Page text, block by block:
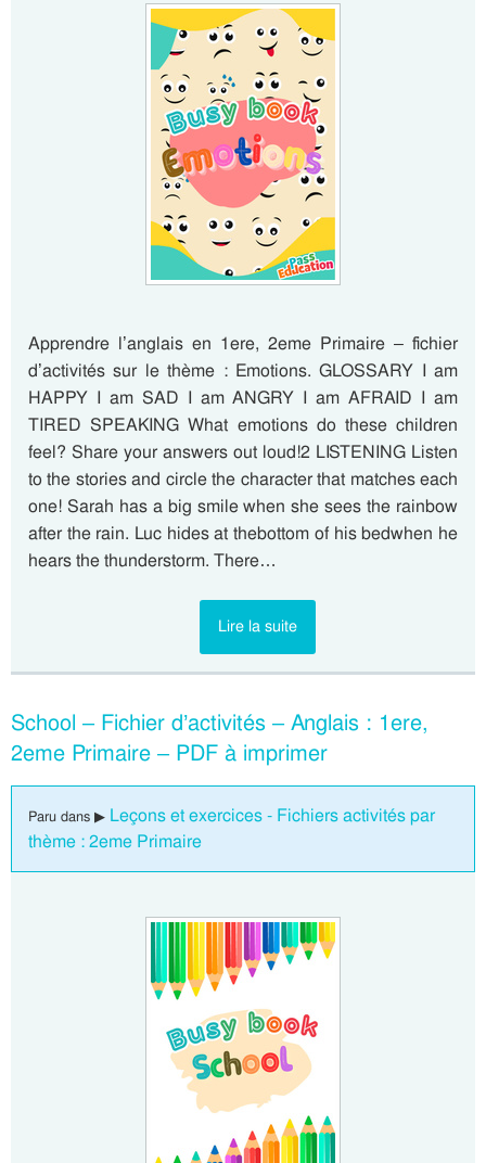
Apprendre l’anglais en 1ere, 2eme Primaire – fichier
d’activités sur le thème : Emotions. GLOSSARY I am
HAPPY I am SAD I am ANGRY I am AFRAID I am
TIRED SPEAKING What emotions do these children
feel? Share your answers out loud!2 LISTENING Listen
to the stories and circle the character that matches each
one! Sarah has a big smile when she sees the rainbow
after the rain. Luc hides at thebottom of his bedwhen he
hears the thunderstorm. There…
Lire la suite
School – Fichier d’activités – Anglais : 1ere,
2eme Primaire – PDF à imprimer
Paru dans ▶ Leçons et exercices - Fichiers activités par
thème : 2eme Primaire